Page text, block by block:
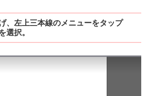
、左上三本線のメニューをタップ
選択。